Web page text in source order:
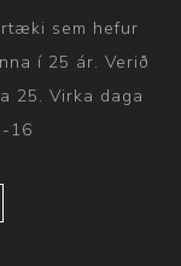
sem hefur
í 25 ár. Verið
25. Virka daga
16